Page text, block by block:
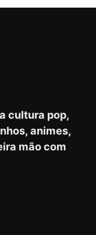
cultura pop,
animes,
mão com